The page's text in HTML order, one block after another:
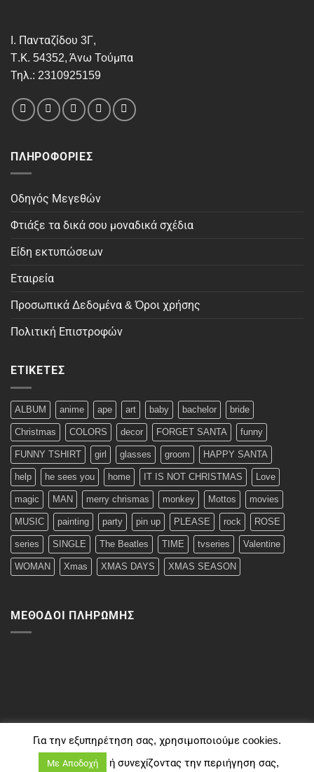
Ι. Πανταζίδου 3Γ,
Τ.Κ. 54352, Άνω Τούμπα
Τηλ.: 2310925159
ΠΛΗΡΟΦΟΡΊΕΣ
Οδηγός Μεγεθών
Φτιάξε τα δικά σου μοναδικά σχέδια
Είδη εκτυπώσεων
Εταιρεία
Προσωπικά Δεδομένα & Όροι χρήσης
Πολιτική Επιστροφών
ΕΤΙΚΈΤΕΣ
ALBUM anime ape art baby bachelor bride
Christmas COLORS decor FORGET SANTA funny
FUNNY TSHIRT girl glasses groom HAPPY SANTA
help he sees you home IT IS NOT CHRISTMAS Love
magic MAN merry chrismas monkey Mottos movies
MUSIC painting party pin up PLEASE rock ROSE
series SINGLE The Beatles TIME tvseries Valentine
WOMAN Xmas XMAS DAYS XMAS SEASON
ΜΈΘΟΔΟΙ ΠΛΗΡΩΜΉΣ
Για την εξυπηρέτηση σας, χρησιμοποιούμε cookies.
Με Αποδοχή ή συνεχίζοντας την περιήγηση σας,